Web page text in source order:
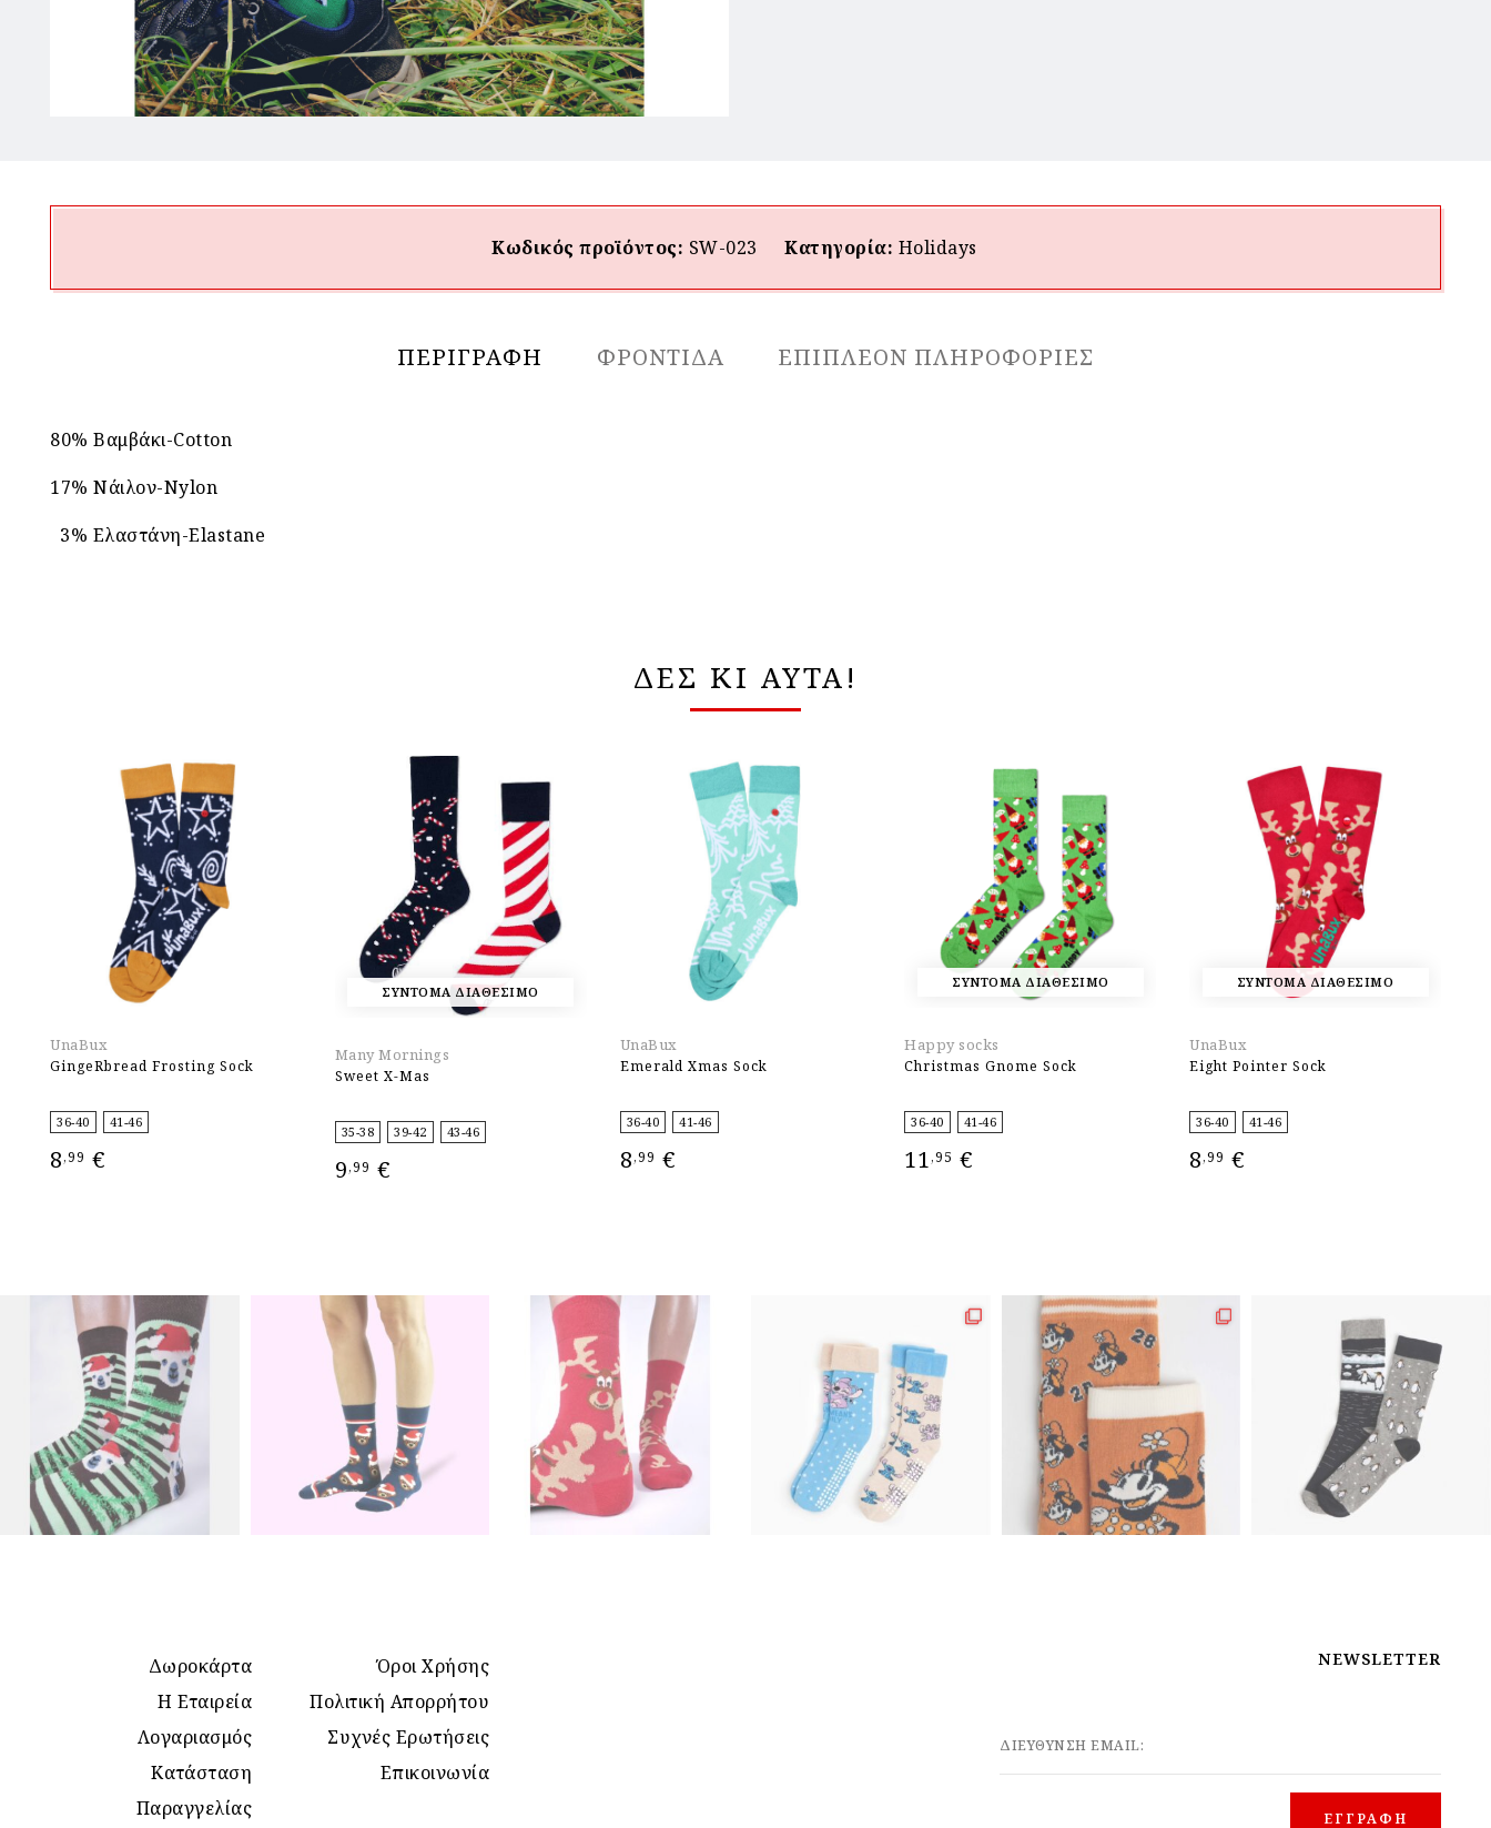
Κωδικός προϊόντος: SW-023 Κατηγορία: Holidays
ΠΕΡΙΓΡΑΦΉ ΦΡΟΝΤΙΔΑ ΕΠΙΠΛΈΟΝ ΠΛΗΡΟΦΟΡΊΕΣ
80% Βαμβάκι-Cotton
17% Νάιλον-Nylon
3% Ελαστάνη-Elastane
ΔΕΣ ΚΙ ΑΥΤΑ!
UnaBux
GingeRbread Frosting Sock
36-40 41-46
8,99 €
ΣΥΝΤΟΜΑ ΔΙΑΘΕΣΙΜΟ
Many Mornings
Sweet X-Mas
35-38 39-42 43-46
9,99 €
UnaBux
Emerald Xmas Sock
36-40 41-46
8,99 €
ΣΥΝΤΟΜΑ ΔΙΑΘΕΣΙΜΟ
Happy socks
Christmas Gnome Sock
36-40 41-46
11,95 €
ΣΥΝΤΟΜΑ ΔΙΑΘΕΣΙΜΟ
UnaBux
Eight Pointer Sock
36-40 41-46
8,99 €
Δωροκάρτα
Η Εταιρεία
Λογαριασμός
Κατάσταση
Παραγγελίας
Όροι Χρήσης
Πολιτική Απορρήτου
Συχνές Ερωτήσεις
Επικοινωνία
NEWSLETTER
ΔΙΕΥΘΥΝΣΗ EMAIL: